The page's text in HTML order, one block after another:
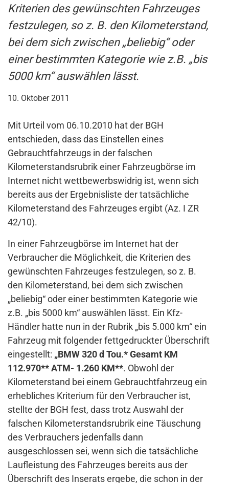
Kriterien des gewünschten Fahrzeuges
festzulegen, so z. B. den Kilometerstand,
bei dem sich zwischen „beliebig“ oder
einer bestimmten Kategorie wie z.B. „bis
5000 km“ auswählen lässt.
10. Oktober 2011
Mit Urteil vom 06.10.2010 hat der BGH
entschieden, dass das Einstellen eines
Gebrauchtfahrzeugs in der falschen
Kilometerstandsrubrik einer Fahrzeugbörse im
Internet nicht wettbewerbswidrig ist, wenn sich
bereits aus der Ergebnisliste der tatsächliche
Kilometerstand des Fahrzeuges ergibt (Az. I ZR
42/10).
In einer Fahrzeugbörse im Internet hat der
Verbraucher die Möglichkeit, die Kriterien des
gewünschten Fahrzeuges festzulegen, so z. B.
den Kilometerstand, bei dem sich zwischen
„beliebig“ oder einer bestimmten Kategorie wie
z.B. „bis 5000 km“ auswählen lässt. Ein Kfz-
Händler hatte nun in der Rubrik „bis 5.000 km“ ein
Fahrzeug mit folgender fettgedruckter Überschrift
eingestellt: „BMW 320 d Tou.* Gesamt KM
112.970** ATM- 1.260 KM**. Obwohl der
Kilometerstand bei einem Gebrauchtfahrzeug ein
erhebliches Kriterium für den Verbraucher ist,
stellte der BGH fest, dass trotz Auswahl der
falschen Kilometerstandsrubrik eine Täuschung
des Verbrauchers jedenfalls dann
ausgeschlossen sei, wenn sich die tatsächliche
Laufleistung des Fahrzeuges bereits aus der
Überschrift des Inserats ergebe, die schon in der